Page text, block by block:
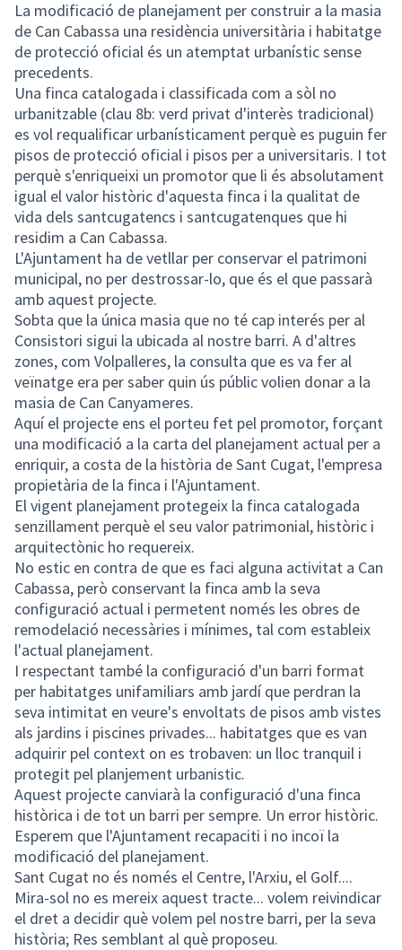
La modificació de planejament per construir a la masia
de Can Cabassa una residència universitària i habitatge
de protecció oficial és un atemptat urbanístic sense
precedents.
Una finca catalogada i classificada com a sòl no
urbanitzable (clau 8b: verd privat d'interès tradicional)
es vol requalificar urbanísticament perquè es puguin fer
pisos de protecció oficial i pisos per a universitaris. I tot
perquè s'enriqueixi un promotor que li és absolutament
igual el valor històric d'aquesta finca i la qualitat de
vida dels santcugatencs i santcugatenques que hi
residim a Can Cabassa.
L'Ajuntament ha de vetllar per conservar el patrimoni
municipal, no per destrossar-lo, que és el que passarà
amb aquest projecte.
Sobta que la única masia que no té cap interés per al
Consistori sigui la ubicada al nostre barri. A d'altres
zones, com Volpalleres, la consulta que es va fer al
veïnatge era per saber quin ús públic volien donar a la
masia de Can Canyameres.
Aquí el projecte ens el porteu fet pel promotor, forçant
una modificació a la carta del planejament actual per a
enriquir, a costa de la història de Sant Cugat, l'empresa
propietària de la finca i l'Ajuntament.
El vigent planejament protegeix la finca catalogada
senzillament perquè el seu valor patrimonial, històric i
arquitectònic ho requereix.
No estic en contra de que es faci alguna activitat a Can
Cabassa, però conservant la finca amb la seva
configuració actual i permetent només les obres de
remodelació necessàries i mínimes, tal com estableix
l'actual planejament.
I respectant també la configuració d'un barri format
per habitatges unifamiliars amb jardí que perdran la
seva intimitat en veure's envoltats de pisos amb vistes
als jardins i piscines privades... habitatges que es van
adquirir pel context on es trobaven: un lloc tranquil i
protegit pel planjement urbanistic.
Aquest projecte canviarà la configuració d'una finca
històrica i de tot un barri per sempre. Un error històric.
Esperem que l'Ajuntament recapaciti i no incoï la
modificació del planejament.
Sant Cugat no és només el Centre, l'Arxiu, el Golf....
Mira-sol no es mereix aquest tracte... volem reivindicar
el dret a decidir què volem pel nostre barri, per la seva
història; Res semblant al què proposeu.